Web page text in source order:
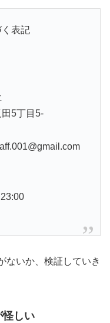
表記
5丁目5-
ないか、検証していき
怪しい